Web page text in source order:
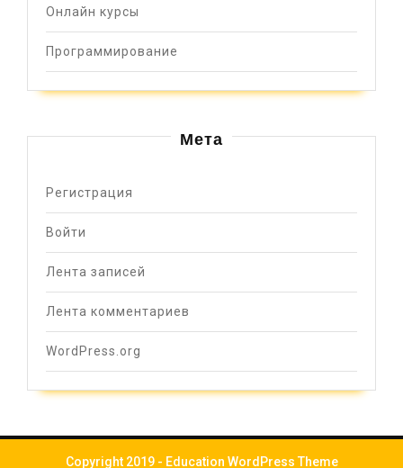
Онлайн курсы
Программирование
Мета
Регистрация
Войти
Лента записей
Лента комментариев
WordPress.org
Copyright 2019 - Education WordPress Theme